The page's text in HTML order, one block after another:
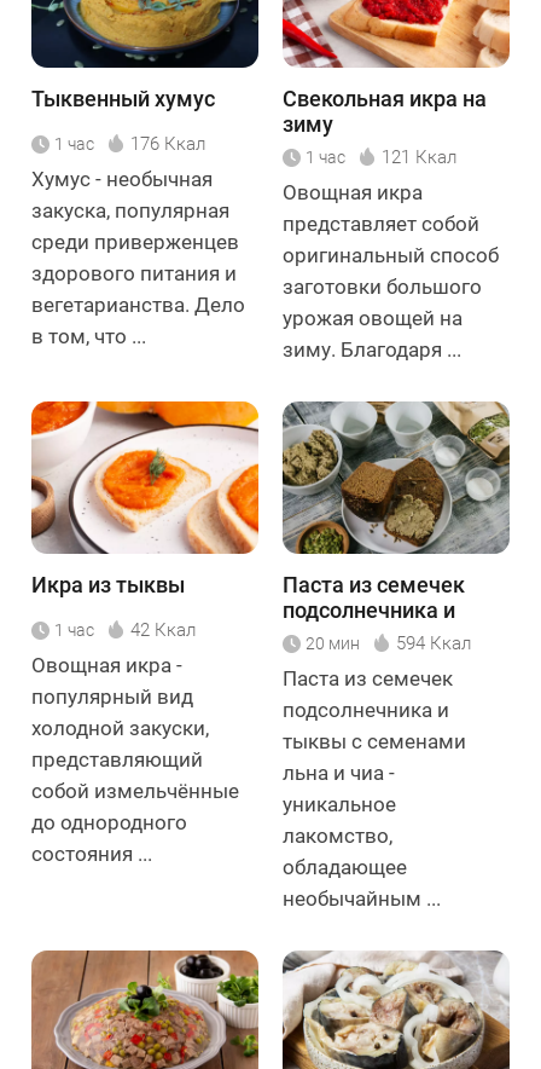
Тыквенный хумус
1 час 176 Ккал
Хумус - необычная
закуска, популярная
среди приверженцев
здорового питания и
вегетарианства. Дело
в том, что ...
Свекольная икра на
зиму
1 час 121 Ккал
Овощная икра
представляет собой
оригинальный способ
заготовки большого
урожая овощей на
зиму. Благодаря ...
Икра из тыквы
1 час 42 Ккал
Овощная икра -
популярный вид
холодной закуски,
представляющий
собой измельчённые
до однородного
состояния ...
Паста из семечек
подсолнечника и
тыквы с семенами
льна и чиа
20 мин 594 Ккал
Паста из семечек
подсолнечника и
тыквы с семенами
льна и чиа -
уникальное
лакомство,
обладающее
необычайным ...